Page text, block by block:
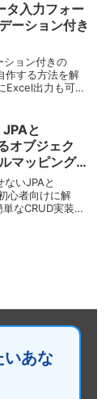
入力フォー
ーション付き
ョン付きの
作する方法を解
Excel出力も可能
JPAと
オブジェク
マッピング
いJPAと
心者向けに解
なCRUD実装ま
いあな